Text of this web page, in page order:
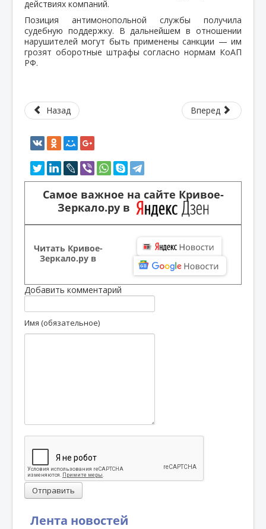
Лента новостей
действиях компаний.
Позиция антимонопольной службы получила
судебную поддержку. В дальнейшем в отношении
нарушителей могут быть применены санкции — им
грозят оборотные штрафы согласно нормам КоАП
РФ.
Назад Вперед
Самое важное на сайте Кривое-
Зеркало.ру в
Читать Кривое-
Зеркало.ру в
Добавить комментарий
Имя (обязательное)
Отправить